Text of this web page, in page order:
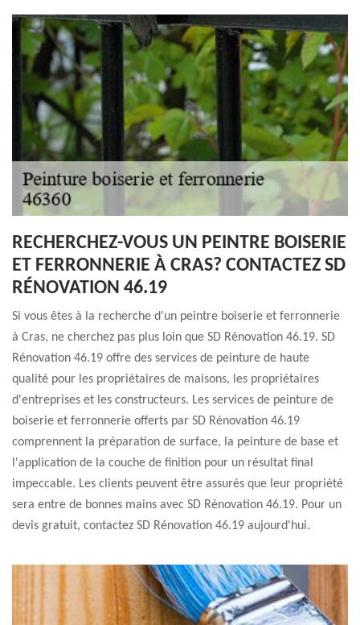
RECHERCHEZ-VOUS UN PEINTRE BOISERIE
ET FERRONNERIE À CRAS? CONTACTEZ SD
RÉNOVATION 46.19
Si vous êtes à la recherche d'un peintre boiserie et ferronnerie
à Cras, ne cherchez pas plus loin que SD Rénovation 46.19. SD
Rénovation 46.19 offre des services de peinture de haute
qualité pour les propriétaires de maisons, les propriétaires
d'entreprises et les constructeurs. Les services de peinture de
boiserie et ferronnerie offerts par SD Rénovation 46.19
comprennent la préparation de surface, la peinture de base et
l'application de la couche de finition pour un résultat final
impeccable. Les clients peuvent être assurés que leur propriété
sera entre de bonnes mains avec SD Rénovation 46.19. Pour un
devis gratuit, contactez SD Rénovation 46.19 aujourd'hui.